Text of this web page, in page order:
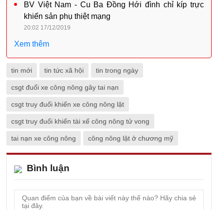
BV Việt Nam - Cu Ba Đồng Hới đình chỉ kíp trực
khiến sản phụ thiệt mạng
20:02 17/12/2019
Xem thêm
tin mới tin tức xã hội tin trong ngày
csgt đuổi xe công nông gây tai nạn
csgt truy đuổi khiến xe công nông lật
csgt truy đuổi khiến tài xế công nông tử vong
tai nạn xe công nông công nông lật ở chương mỹ
Bình luận